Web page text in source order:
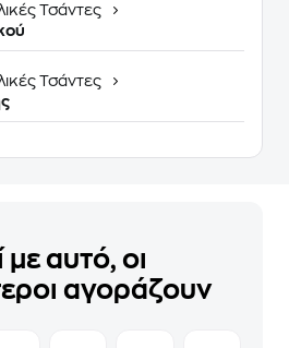
Τσάντες
Τσάντες
με αυτό, οι
αγοράζουν